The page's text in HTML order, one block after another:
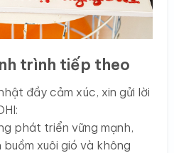
trình tiếp theo
đầy cảm xúc, xin gửi lời
phát triển vững mạnh,
xuôi gió và không